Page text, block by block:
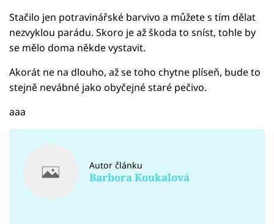
Stačilo jen potravinářské barvivo a můžete s tím dělat
nezvyklou parádu. Skoro je až škoda to sníst, tohle by
se mělo doma někde vystavit.
Akorát ne na dlouho, až se toho chytne plíseň, bude to
stejně nevábné jako obyčejné staré pečivo.
aaa
Autor článku
Barbora Koukalová